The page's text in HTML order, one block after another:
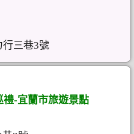
行三巷3號
禮-宜蘭市旅遊景點